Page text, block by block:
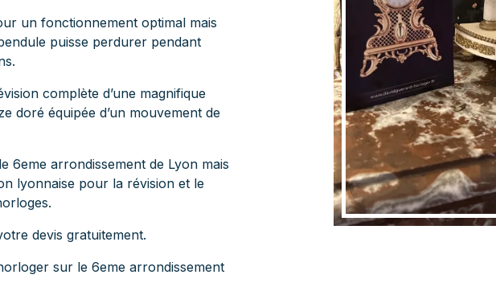
un fonctionnement optimal mais
puisse perdurer pendant
complète d’une magnifique
doré équipée d’un mouvement de
6eme arrondissement de Lyon mais
lyonnaise pour la révision et le
devis gratuitement.
sur le 6eme arrondissement